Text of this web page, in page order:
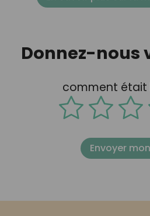
Donnez-nous
comment était
Envoyer